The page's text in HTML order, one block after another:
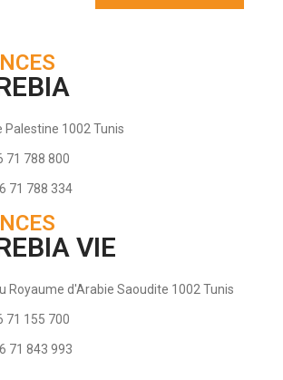
Palestine 1002 Tunis
71 788 800
71 788 334
VIE
Royaume d'Arabie Saoudite 1002 Tunis
71 155 700
71 843 993